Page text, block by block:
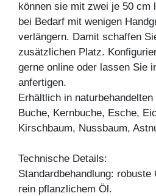
können sie mit zwei je 50 cm
bei Bedarf mit wenigen
verlängern. Damit schaffen
zusätzlichen Platz.
gerne online oder lassen Sie
anfertigen.
Erhältlich in
Buche, Kernbuche, Esche,
Kirschbaum, Nussbaum,
Technische Details:
Standardbehandlung:
rein pflanzlichem Öl.